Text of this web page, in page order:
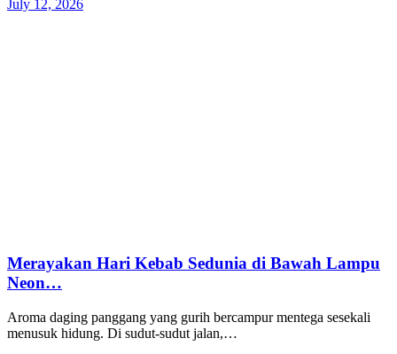
July 12, 2026
Merayakan Hari Kebab Sedunia di Bawah Lampu
Neon…
Aroma daging panggang yang gurih bercampur mentega sesekali
menusuk hidung. Di sudut-sudut jalan,…